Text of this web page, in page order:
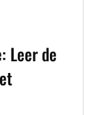
Leer de